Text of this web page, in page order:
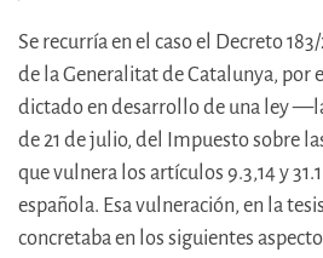
Se recurría en el caso el Decreto
de la Generalitat de Catalunya, por
dictado en desarrollo de una ley
de 21 de julio, del Impuesto sobre
que vulnera los artículos 9.3,14 y
española. Esa vulneración, en la
concretaba en los siguientes